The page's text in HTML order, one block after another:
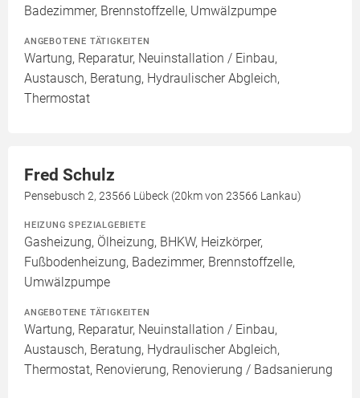
Badezimmer, Brennstoffzelle, Umwälzpumpe
ANGEBOTENE TÄTIGKEITEN
Wartung, Reparatur, Neuinstallation / Einbau,
Austausch, Beratung, Hydraulischer Abgleich,
Thermostat
Fred Schulz
Pensebusch 2, 23566 Lübeck (20km von 23566 Lankau)
HEIZUNG SPEZIALGEBIETE
Gasheizung, Ölheizung, BHKW, Heizkörper,
Fußbodenheizung, Badezimmer, Brennstoffzelle,
Umwälzpumpe
ANGEBOTENE TÄTIGKEITEN
Wartung, Reparatur, Neuinstallation / Einbau,
Austausch, Beratung, Hydraulischer Abgleich,
Thermostat, Renovierung, Renovierung / Badsanierung